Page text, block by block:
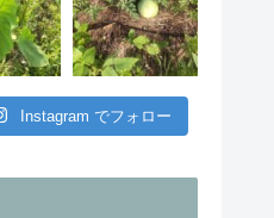
Instagram でフォロー